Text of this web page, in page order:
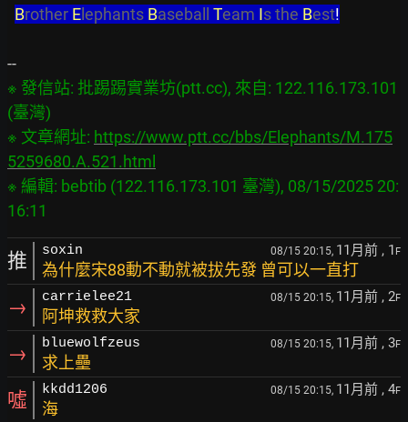
Brother E lephants Baseball Team Is the Best!
※ 發信站: 批踢踢實業坊(ptt.cc), 來自: 122.116.173.101
(臺灣)
※ 文章網址: https://www.ptt.cc/bbs/Elephants/M.175
5259680.A.521.html
※ 編輯: bebtib (122.116.173.101 臺灣), 08/15/2025 20:
推 soxin 08/15 20:15, 11月前 , 1 F
為什麼宋88動不動就被拔先發 曾可以一直打
→ carrielee21 08/15 20:15, 11月前 , 2F
阿坤救救大家
→ bluewolfzeus 08/15 20:15, 11月前 , 3F
求上壘
噓 kkdd1206 08/15 20:15, 11月前 , 4F
海